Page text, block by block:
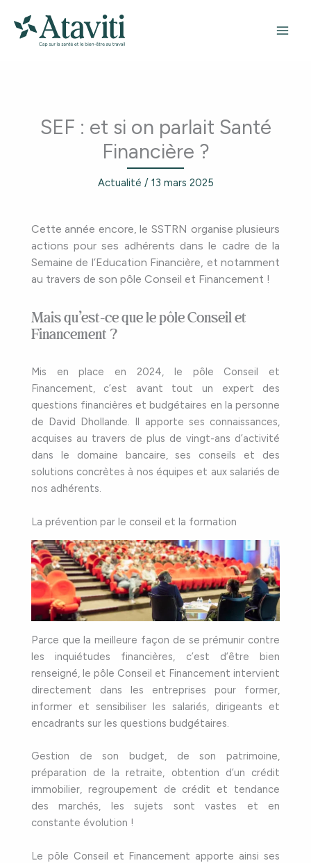
contenu
SEF : et si on parlait Santé
Financière ?
Actualité / 13 mars 2025
Cette année encore, le SSTRN organise plusieurs
actions pour ses adhérents dans le cadre de la
Semaine de l’Education Financière, et notamment
au travers de son pôle Conseil et Financement !
Mais qu’est-ce que le pôle Conseil et
Financement ?
Mis en place en 2024, le pôle Conseil et
Financement, c’est avant tout un expert des
questions financières et budgétaires en la personne
de David Dhollande. Il apporte ses connaissances,
acquises au travers de plus de vingt-ans d’activité
dans le domaine bancaire, ses conseils et des
solutions concrètes à nos équipes et aux salariés de
nos adhérents.
La prévention par le conseil et la formation
Parce que la meilleure façon de se prémunir contre
les inquiétudes financières, c’est d’être bien
renseigné, le pôle Conseil et Financement intervient
directement dans les entreprises pour former,
informer et sensibiliser les salariés, dirigeants et
encadrants sur les questions budgétaires.
Gestion de son budget, de son patrimoine,
préparation de la retraite, obtention d’un crédit
immobilier, regroupement de crédit et tendance
des marchés, les sujets sont vastes et en
constante évolution !
Le pôle Conseil et Financement apporte ainsi ses